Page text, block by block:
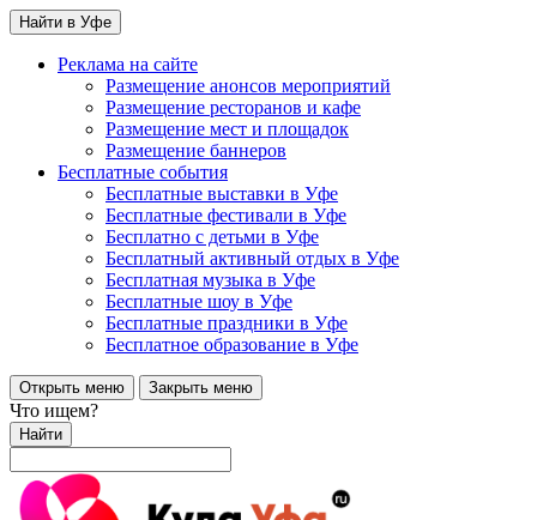
Найти в Уфе
Реклама на сайте
Размещение анонсов мероприятий
Размещение ресторанов и кафе
Размещение мест и площадок
Размещение баннеров
Бесплатные события
Бесплатные выставки в Уфе
Бесплатные фестивали в Уфе
Бесплатно с детьми в Уфе
Бесплатный активный отдых в Уфе
Бесплатная музыка в Уфе
Бесплатные шоу в Уфе
Бесплатные праздники в Уфе
Бесплатное образование в Уфе
Открыть меню Закрыть меню
Что ищем?
Найти